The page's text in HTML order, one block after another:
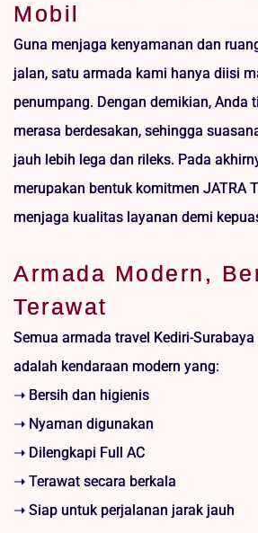
Mobil
Guna menjaga kenyamanan dan
jalan, satu armada kami hanya diisi
penumpang. Dengan demikian, Anda
merasa berdesakan, sehingga
jauh lebih lega dan rileks. Pada
merupakan bentuk komitmen JATRA
menjaga kualitas layanan demi
Armada Modern,
Terawat
Semua armada travel Kediri-
adalah kendaraan modern yang:
➝ Bersih dan higienis
➝ Nyaman digunakan
➝ Dilengkapi Full AC
➝ Terawat secara berkala
➝ Siap untuk perjalanan jarak jauh